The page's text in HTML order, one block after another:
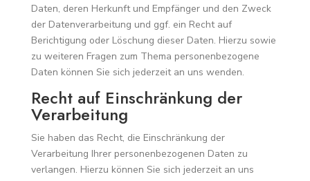
Daten, deren Herkunft und Empfänger und den Zweck
der Datenverarbeitung und ggf. ein Recht auf
Berichtigung oder Löschung dieser Daten. Hierzu sowie
zu weiteren Fragen zum Thema personenbezogene
Daten können Sie sich jederzeit an uns wenden.
Recht auf Einschränkung der
Verarbeitung
Sie haben das Recht, die Einschränkung der
Verarbeitung Ihrer personenbezogenen Daten zu
verlangen. Hierzu können Sie sich jederzeit an uns